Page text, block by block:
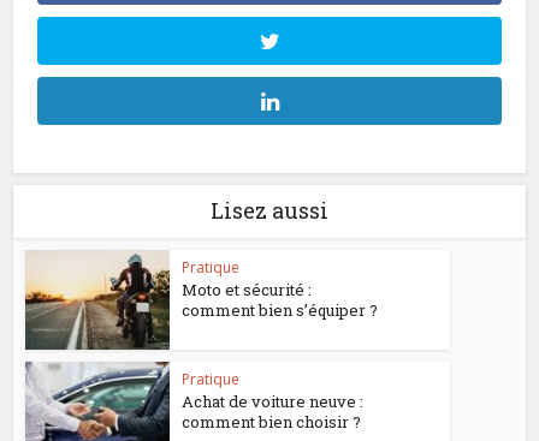
Lisez aussi
Pratique
Moto et sécurité :
comment bien s’équiper ?
Pratique
Achat de voiture neuve :
comment bien choisir ?